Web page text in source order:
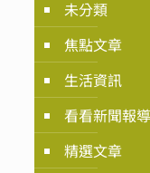
未分類
焦點文章
生活資訊
看看新聞報
精選文章